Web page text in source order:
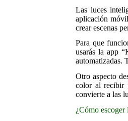
Las luces
aplicación
crear escenas
Para que
usarás la app
automatizadas.
Otro aspecto
color al recibir
convierte a las
¿Cómo